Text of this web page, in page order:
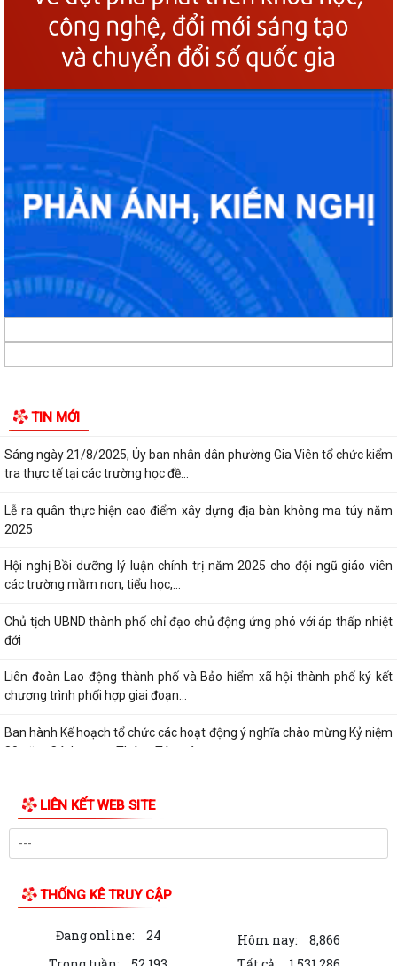
TIN MỚI
Ủy ban nhân dân phường Gia Viên tiếp tục phối hợp với Công ty TNHH
Môi trường và Đô thị Hải Phòng...
cấp và sử dụng chứng thư số trong...
Phường Gia Viên tham dự lớp bồi dưỡng cập nhật kiến thức, kỹ năng
đối với cán bộ lãnh đạo, quản lý...
Kỳ họp thứ 3 HĐND phường Gia Viên khóa IX, nhiệm kỳ 2021-2026
Phường Gia Viên tham dự Hội nghị trực tuyến tổng kết năm học 2024 -
2025, triển khai nhiệm vụ năm...
Ủy ban nhân dân phường Gia Viên tổ chức cuộc họp nghe báo cáo
công tác chuẩn bị năm học mới...
Lượng việc tăng vọt, cán bộ làm đến đêm: Cần tăng lương hay biên
đầu tư công trên địa bàn thành...
Sáng ngày 21/8/2025, Ủy ban nhân dân phường Gia Viên tổ chức kiểm
tra thực tế tại các trường học đề...
Lễ ra quân thực hiện cao điểm xây dựng địa bàn không ma túy năm
2025
Hội nghị Bồi dưỡng lý luận chính trị năm 2025 cho đội ngũ giáo viên
các trường mầm non, tiểu học,...
Chủ tịch UBND thành phố chỉ đạo chủ động ứng phó với áp thấp nhiệt
đới
Liên đoàn Lao động thành phố và Bảo hiểm xã hội thành phố ký kết
chương trình phối hợp giai đoạn...
Ban hành Kế hoạch tổ chức các hoạt động ý nghĩa chào mừng Kỷ niệm
80 năm Cách mạng Tháng Tám và...
ngày Thương binh - Liệt sỹ...
Chủ động ứng phó với vùng áp thấp có khả năng mạnh lên thành áp
thấp nhiệt đới
Khánh thành công trình "Không gian văn hóa Hồ Chí Minh" tại Trường
Khẩn trương hoàn thiện phương án đề xuất triển khai tuyến đường tốc
LIÊN KẾT WEB SITE
THỐNG KÊ TRUY CẬP
Đang online: 24 Hôm nay:
8,866